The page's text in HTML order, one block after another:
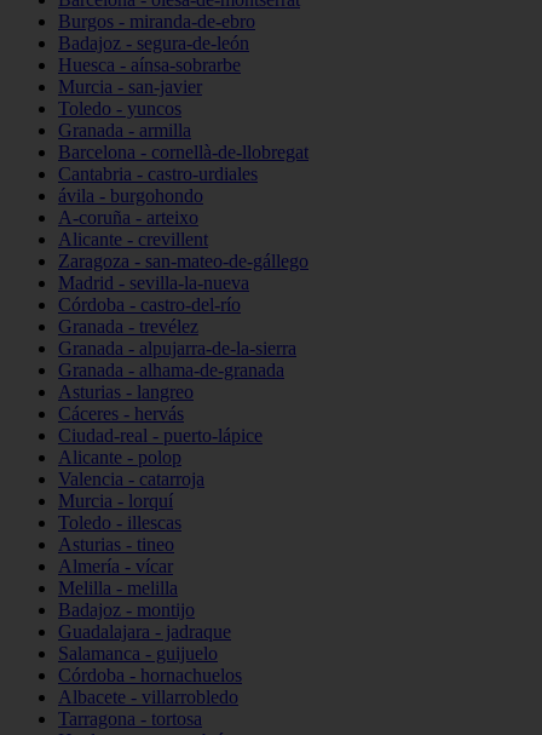
Burgos - miranda-de-ebro
Badajoz - segura-de-león
Huesca - aínsa-sobrarbe
Murcia - san-javier
Toledo - yuncos
Granada - armilla
Barcelona - cornellà-de-llobregat
Cantabria - castro-urdiales
ávila - burgohondo
A-coruña - arteixo
Alicante - crevillent
Zaragoza - san-mateo-de-gállego
Madrid - sevilla-la-nueva
Córdoba - castro-del-río
Granada - trevélez
Granada - alpujarra-de-la-sierra
Granada - alhama-de-granada
Asturias - langreo
Cáceres - hervás
Ciudad-real - puerto-lápice
Alicante - polop
Valencia - catarroja
Murcia - lorquí
Toledo - illescas
Asturias - tineo
Almería - vícar
Melilla - melilla
Badajoz - montijo
Guadalajara - jadraque
Salamanca - guijuelo
Córdoba - hornachuelos
Albacete - villarrobledo
Tarragona - tortosa